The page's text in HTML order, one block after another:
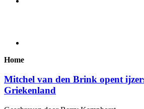
Home
Mitchel van den Brink opent
Griekenland